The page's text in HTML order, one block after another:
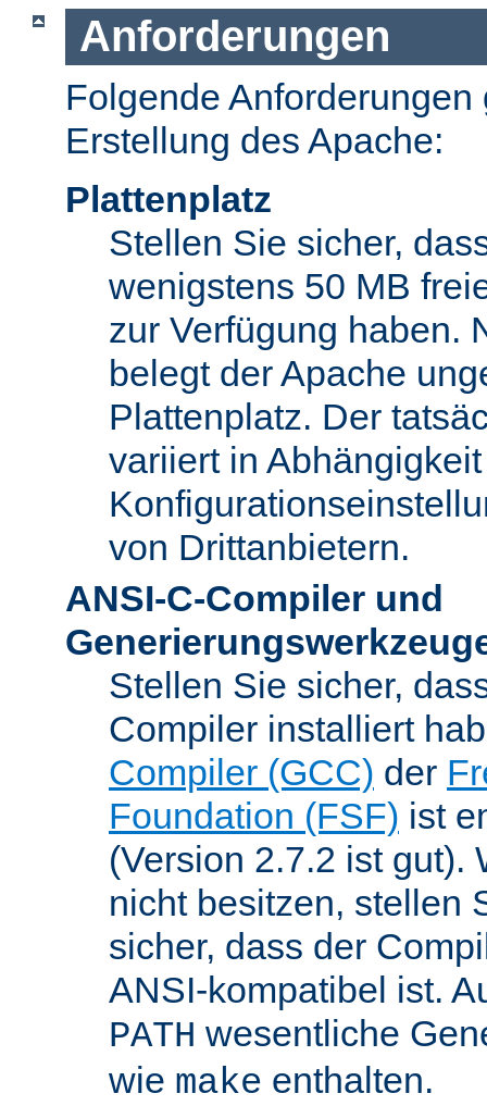
Anforderungen
Folgende Anforderungen
Erstellung des Apache:
Plattenplatz
Stellen Sie sicher,
wenigstens 50 MB
zur Verfügung haben.
belegt der Apache
Plattenplatz. Der
variiert in
von Drittanbietern.
ANSI-C-Compiler und
Stellen Sie sicher,
Compiler installiert
Compiler (GCC) der
Foundation (FSF) ist
(Version 2.7.2 ist gut).
nicht besitzen, stellen
sicher, dass der
ANSI-kompatibel ist.
PATH wesentliche
wie make enthalten.